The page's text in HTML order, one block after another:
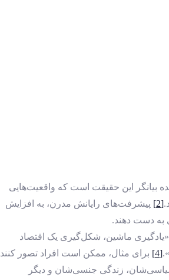
بیانگر این حقیقت است که واقعیت‌هایی
[2]
پیشرفت‌های رایانش مدرن، به افزایش
به‌ دست دهند.
ماشین، شکل‌گیری یک اقتصاد
[4]
برای مثال، ممکن است افراد تصور کنند
زندگی جنسی‌شان و دیگر